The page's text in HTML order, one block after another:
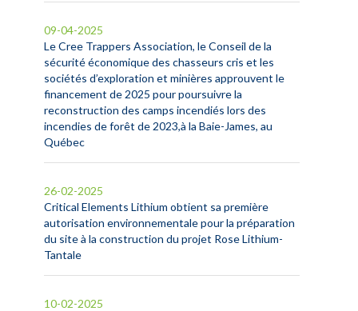
Le Cree Trappers Association, le Conseil de la
sécurité économique des chasseurs cris et les
sociétés d’exploration et minières approuvent le
financement de 2025 pour poursuivre la
reconstruction des camps incendiés lors des
incendies de forêt de 2023,à la Baie-James, au
Québec
09-04-2025
Critical Elements Lithium obtient sa première
autorisation environnementale pour la préparation
du site à la construction du projet Rose Lithium-
Tantale
26-02-2025
10-02-2025